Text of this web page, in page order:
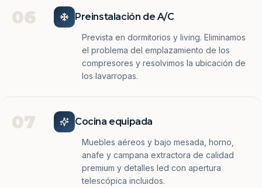
06 Preinstalación de A/C
Prevista en dormitorios y living. Eliminamos
el problema del emplazamiento de los
compresores y resolvimos la ubicación de
los lavarropas.
07 Cocina equipada
Muebles aéreos y bajo mesada, horno,
anafe y campana extractora de calidad
premium y detalles led con apertura
telescópica incluidos.